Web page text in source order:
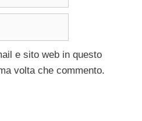
e sito web in questo
volta che commento.